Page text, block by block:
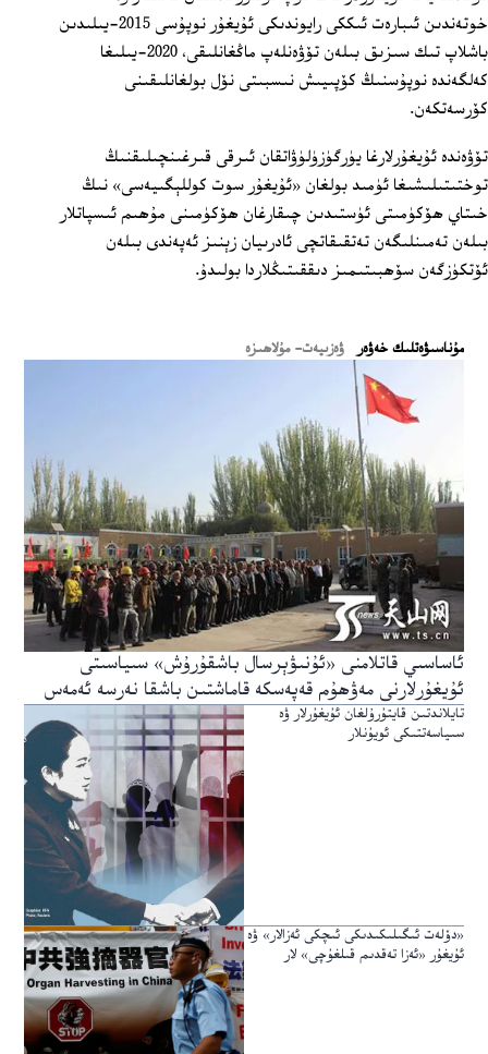
خوتەندىن ئىبارەت ئىككى رايوندىكى ئۇيغۇر نوپۇسى 2015-يىلىدىن
باشلاپ تىك سىزىق بىلەن تۆۋەنلەپ ماڭغانلىقى، 2020-يىلىغا
كەلگەندە نوپۇسنىڭ كۆپىيىش نىسبىتى نۆل بولغانلىقىنى
كۆرسەتكەن.
تۆۋەندە ئۇيغۇرلارغا يۈرگۈزۈلۈۋاتقان ئىرقى قىرغىنچىلىقنىڭ
توختىتىلىشىغا ئۈمىد بولغان «ئۇيغۇر سوت كوللېگىيەسى» نىڭ
خىتاي ھۆكۈمىتى ئۈستىدىن چىقارغان ھۆكۈمىنى مۇھىم ئىسپاتلار
بىلەن تەمىنلىگەن تەتقىقاتچى ئادرىيان زېنىز ئەپەندى بىلەن
ئۆتكۈزگەن سۆھبىتىمىز دىققىتىڭلاردا بولىدۇ.
ﻣﯘﻧﺎﺳﯩﯟﻩﺗﻠﯩﻚ ﺧﻪﯞﻩﺭ ۋەزىيەت- مۇلاھىزە
ئاساسىي قاتلامنى «ئۇنىۋېرسال باشقۇرۇش» سىياسىتى
ئۇيغۇرلارنى مەۋھۇم قەپەسكە قاماشتىن باشقا نەرسە ئەمەس
تايلاندتىن قايتۇرۇلغان ئۇيغۇرلار ۋە
سىياسەتتىكى ئويۇنلار
«دۆلەت ئىگىلىكىدىكى ئىچكى ئەزالار» ۋە
ئۇيغۇر «ئەزا تەقدىم قىلغۇچى» لار